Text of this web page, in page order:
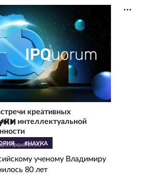
креативных
и интеллектуальной
ipquorum.ru
#НАУКА
ученому Владимиру
80 лет